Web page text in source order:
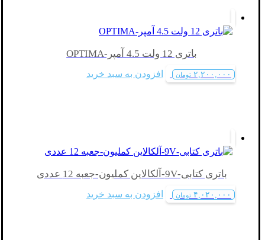
باتری 12 ولت 4.5 آمپر-OPTIMA
۲,۲۰۰,۰۰۰ تومان افزودن به سبد خرید
باتری کتابی-9V-آلکالاین کملیون-جعبه 12 عددی
۴,۰۲۰,۰۰۰ تومان افزودن به سبد خرید